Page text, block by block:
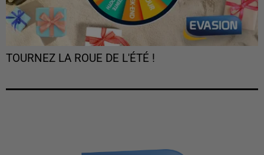
TOURNEZ LA ROUE DE L'ÉTÉ !